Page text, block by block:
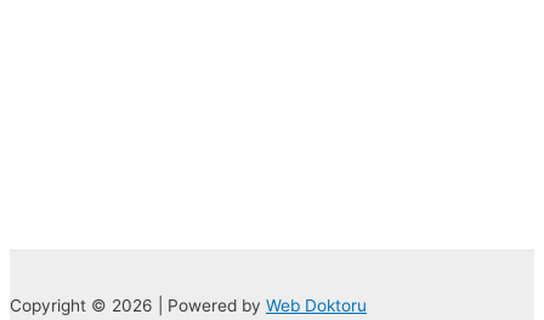
Copyright © 2026 | Powered by Web Doktoru